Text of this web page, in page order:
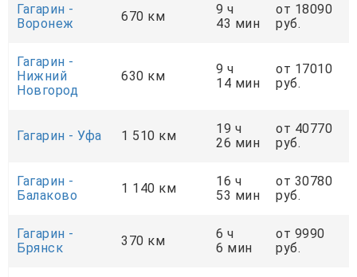
Гагарин -
Воронеж
670 км
9 ч
43 мин
от 18090
руб.
Гагарин -
Нижний
Новгород
630 км
9 ч
14 мин
от 17010
руб.
Гагарин - Уфа 1 510 км
19 ч
26 мин
от 40770
руб.
Гагарин -
Балаково
1 140 км
16 ч
53 мин
от 30780
руб.
Гагарин -
Брянск
370 км
6 ч
6 мин
от 9990
руб.